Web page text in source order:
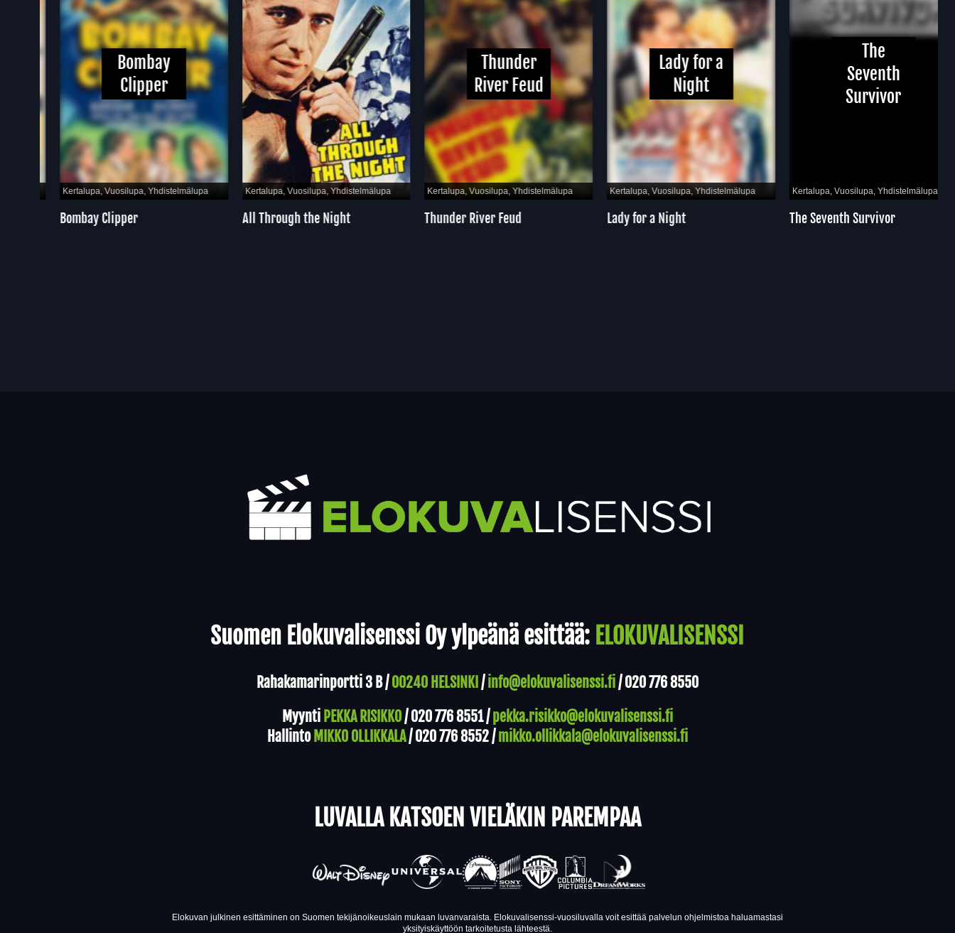
Bombay
Clipper
Kertalupa, Vuosilupa, Yhdistelmälupa
Bombay Clipper
Kertalupa, Vuosilupa, Yhdistelmälupa
All Through the Night
Thunder
River Feud
Kertalupa, Vuosilupa, Yhdistelmälupa
Thunder River Feud
Lady for a
Night
Kertalupa, Vuosilupa, Yhdistelmälupa
Lady for a Night
The
Seventh
Survivor
Kertalupa, Vuosilupa, Yhdistelmälupa
The Seventh Survivor
Suomen Elokuvalisenssi Oy ylpeänä esittää: ELOKUVALISENSSI
Rahakamarinportti 3 B /00240 HELSINKI /info@elokuvalisenssi.fi/020 776 8550
Myynti PEKKA RISIKKO/020 776 8551/pekka.risikko@elokuvalisenssi.fi
Hallinto MIKKO OLLIKKALA/020 776 8552/mikko.ollikkala@elokuvalisenssi.fi
LUVALLA KATSOEN VIELÄKIN PAREMPAA
Elokuvan julkinen esittäminen on Suomen tekijänoikeuslain mukaan luvanvaraista. Elokuvalisenssi-vuosiluvalla voit esittää palvelun ohjelmistoa haluamastasi
yksityiskäyttöön tarkoitetusta lähteestä.